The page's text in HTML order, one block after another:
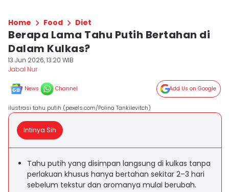
Home Food Diet
Berapa Lama Tahu Putih Bertahan di
Dalam Kulkas?
13 Jun 2026, 13:20 WIB
Jabal Nur
News Channel Add Us on Google
ilustrasi tahu putih (pexels.com/Polina Tankilevitch)
Intinya Sih
Tahu putih yang disimpan langsung di kulkas tanpa
perlakuan khusus hanya bertahan sekitar 2–3 hari
sebelum tekstur dan aromanya mulai berubah.